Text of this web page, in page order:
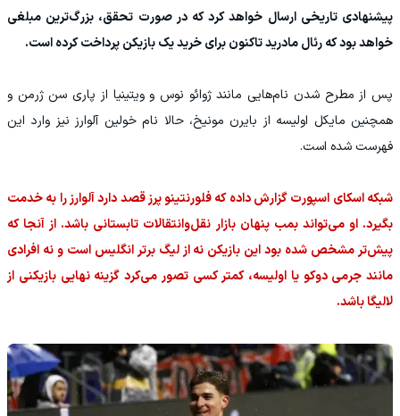
پیشنهادی تاریخی ارسال خواهد کرد که در صورت تحقق، بزرگ‌ترین مبلغی
خواهد بود که رئال مادرید تاکنون برای خرید یک بازیکن پرداخت کرده است.
پس از مطرح شدن نام‌هایی مانند ژوائو نوس و ویتینیا از پاری سن ژرمن و
همچنین مایکل اولیسه از بایرن مونیخ، حالا نام خولین آلوارز نیز وارد این
فهرست شده است.
شبکه اسکای اسپورت گزارش داده که فلورنتینو پرز قصد دارد آلوارز را به خدمت
بگیرد. او می‌تواند بمب پنهان بازار نقل‌وانتقالات تابستانی باشد. از آنجا که
پیش‌تر مشخص شده بود این بازیکن نه از لیگ برتر انگلیس است و نه افرادی
مانند جرمی دوکو یا اولیسه، کمتر کسی تصور می‌کرد گزینه نهایی بازیکنی از
لالیگا باشد.